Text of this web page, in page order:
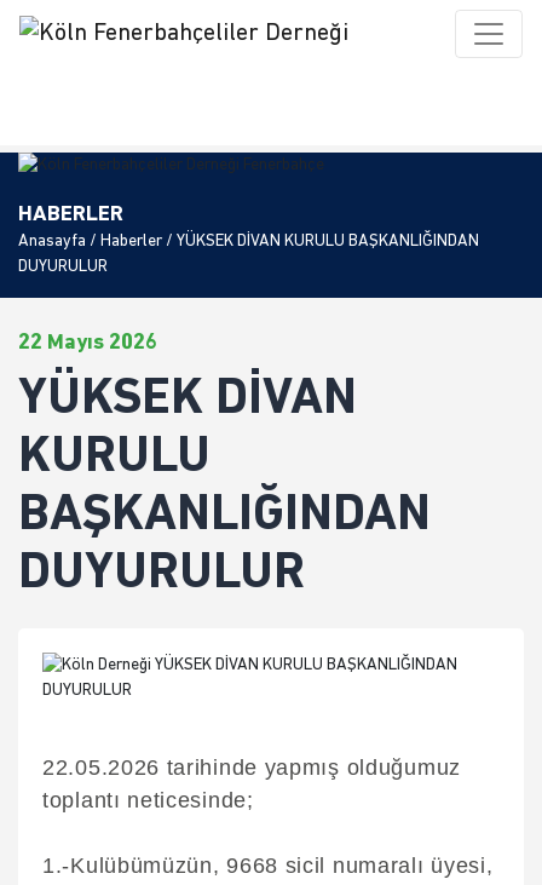
HABERLER
Anasayfa / Haberler / YÜKSEK DİVAN KURULU BAŞKANLIĞINDAN
DUYURULUR
22 Mayıs 2026
YÜKSEK DİVAN
KURULU
BAŞKANLIĞINDAN
DUYURULUR
22.05.2026 tarihinde yapmış olduğumuz
toplantı neticesinde;
1.-Kulübümüzün, 9668 sicil numaralı üyesi,